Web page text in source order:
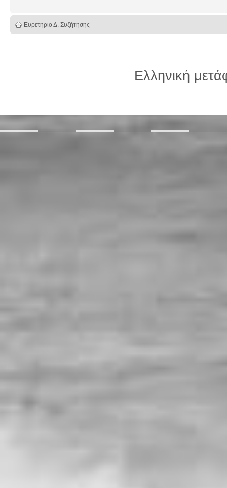
Ευρετήριο Δ. Συζήτησης
Ελληνική